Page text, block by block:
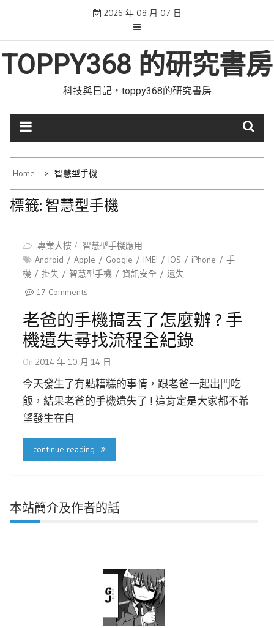
2026 年 08 月 07 日
TOPPY368 的研究書房
科技與日記，toppy368的研究書房
Home 智慧型手機
標籤: 智慧型手機
專業大樓
智慧型手機應用
Android
Apple Google IMEI iOS iPhone
手
機
掛失 智慧型手機 資訊安全
遺失
17 Comments
老爸的手機搞丟了怎麼辦 ? 手
機遺失尋找流程全紀錄
On 2014 年 10 月 14 日
今天發生了有點糟糕的事情，跟老爸一起出門吃
飯，結果老爸的手機遺失了 ! 這肯定是大家都不希
望發生在自
continue reading
本站簡介及作者的話